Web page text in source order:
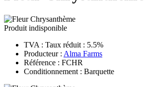
Produit indisponible
TVA : Taux réduit : 5.5%
Producteur : Alma Farms
Référence : FCHR
Conditionnement : Barquette